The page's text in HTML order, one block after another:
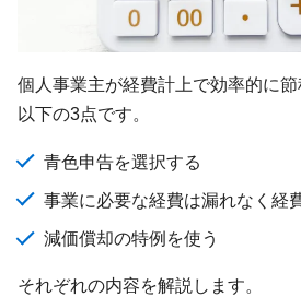
個人事業主が経費計上で効率的に節
以下の3点です。
青色申告を選択する
事業に必要な経費は漏れなく経
減価償却の特例を使う
それぞれの内容を解説します。